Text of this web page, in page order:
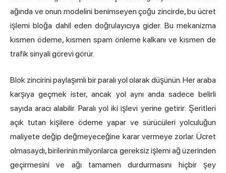
ağında ve onun modelini benimseyen çoğu zincirde, bu ücret
işlemi bloğa dahil eden doğrulayıcıya gider. Bu mekanizma
kısmen ödeme, kısmen spam önleme kalkanı ve kısmen de
trafik sinyali görevi görür.
Blok zincirini paylaşımlı bir paralı yol olarak düşünün. Her araba
karşıya geçmek ister, ancak yol aynı anda sadece belirli
sayıda aracı alabilir. Paralı yol iki işlevi yerine getirir: Şeritleri
açık tutan kişilere ödeme yapar ve sürücüleri yolculuğun
maliyete değip değmeyeceğine karar vermeye zorlar. Ücret
olmasaydı, birilerinin milyonlarca gereksiz işlemi ağ üzerinden
geçirmesini ve ağı tamamen durdurmasını hiçbir şey